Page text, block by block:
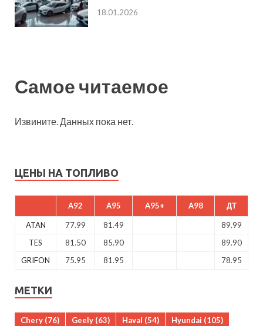
18.01.2026
Самое читаемое
Извините. Данных пока нет.
ЦЕНЫ НА ТОПЛИВО
A92 A95 A95+ A98 ДТ
ATAN 77.99 81.49
89.99
TES
81.50 85.90
89.90
GRIFON
75.95 81.95 78.95
МЕТКИ
Chery (76) Geely (63) Haval (54) Hyundai (105)